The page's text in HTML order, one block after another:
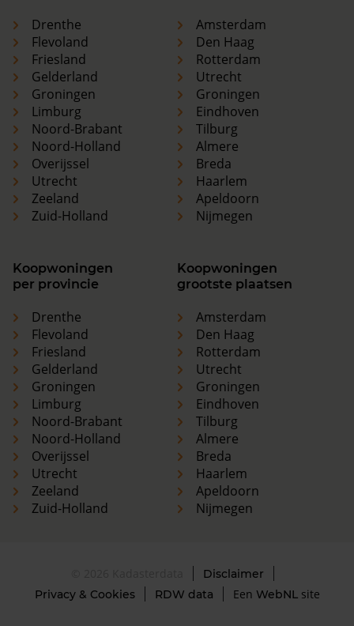
Drenthe
Flevoland
Friesland
Gelderland
Groningen
Limburg
Noord-Brabant
Noord-Holland
Overijssel
Utrecht
Zeeland
Zuid-Holland
Amsterdam
Den Haag
Rotterdam
Utrecht
Groningen
Eindhoven
Tilburg
Almere
Breda
Haarlem
Apeldoorn
Nijmegen
Koopwoningen
per provincie
Drenthe
Flevoland
Friesland
Gelderland
Groningen
Limburg
Noord-Brabant
Noord-Holland
Overijssel
Utrecht
Zeeland
Zuid-Holland
Koopwoningen
grootste plaatsen
Amsterdam
Den Haag
Rotterdam
Utrecht
Groningen
Eindhoven
Tilburg
Almere
Breda
Haarlem
Apeldoorn
Nijmegen
Disclaimer
Privacy & Cookies
RDW data Een WebNLsite